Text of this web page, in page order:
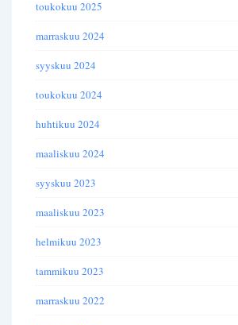
toukokuu 2025
marraskuu 2024
syyskuu 2024
toukokuu 2024
huhtikuu 2024
maaliskuu 2024
syyskuu 2023
maaliskuu 2023
helmikuu 2023
tammikuu 2023
marraskuu 2022